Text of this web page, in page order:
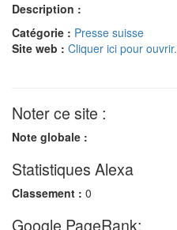
Description :
Catégorie : Presse suisse
Site web : Cliquer ici pour ouvrir.
Noter ce site :
Note globale :
Statistiques Alexa
Classement : 0
Google PageRank: